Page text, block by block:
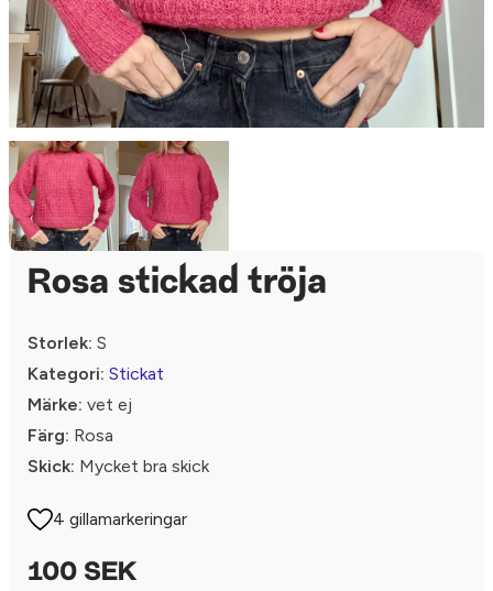
Rosa stickad tröja
Storlek: S
Kategori: Stickat
Märke: vet ej
Färg: Rosa
Skick: Mycket bra skick
4 gillamarkeringar
100 SEK